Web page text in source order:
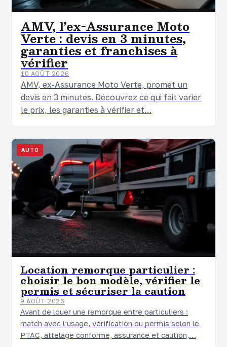
AMV, l’ex-Assurance Moto
Verte : devis en 3 minutes,
garanties et franchises à
vérifier
10 AOÛT 2026
AMV, ex-Assurance Moto Verte, promet un
devis en 3 minutes. Découvrez ce qui fait varier
le prix, les garanties à vérifier et…
AUTO
Location remorque particulier :
choisir le bon modèle, vérifier le
permis et sécuriser la caution
9 AOÛT 2026
Avant de louer une remorque entre particuliers :
match avec l’usage, vérification du permis selon le
PTAC, attelage conforme, assurance et caution,…